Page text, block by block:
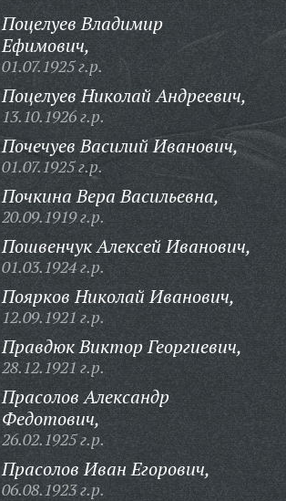
Поцелуев Владимир
Ефимович,
01.07.1925 г.р.
Поцелуев Николай Андреевич,
13.10.1926 г.р.
Почечуев Василий Иванович,
01.07.1925 г.р.
Почкина Вера Васильевна,
20.09.1919 г.р.
Пошвенчук Алексей Иванович,
01.03.1924 г.р.
Поярков Николай Иванович,
12.09.1921 г.р.
Правдюк Виктор Георгиевич,
28.12.1921 г.р.
Прасолов Александр
Федотович,
26.02.1925 г.р.
Прасолов Иван Егорович,
06.08.1923 г.р.